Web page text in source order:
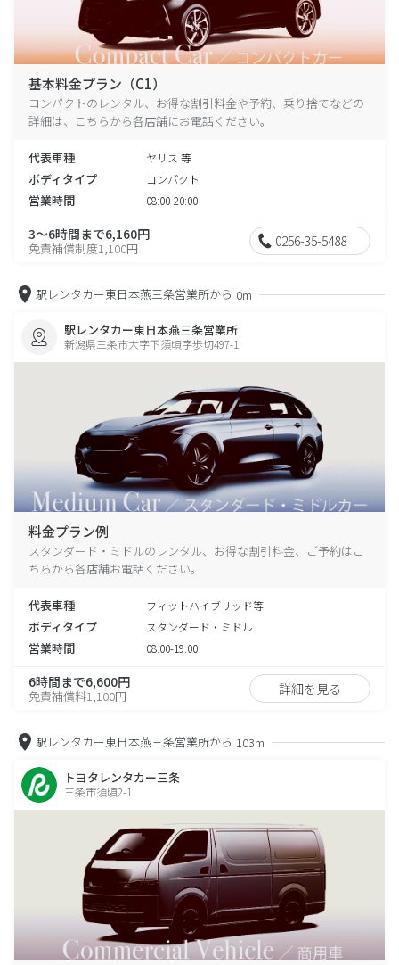
基本料金プラン（C1）
コンパクトのレンタル、お得な割引料金や予約、乗り捨てなどの
詳細は、こちらから各店舗にお電話ください。
代表車種 ヤリス 等
ボディタイプ コンパクト
営業時間 08:00-20:00
3～6時間まで6,160円
免責補償制度1,100円 0256-35-5488
駅レンタカー東日本燕三条営業所から 0m
駅レンタカー東日本燕三条営業所
新潟県三条市大字下須頃字歩切497-1
料金プラン例
スタンダード・ミドルのレンタル、お得な割引料金、ご予約はこ
ちらから各店舗お電話ください。
代表車種 フィットハイブリッド等
ボディタイプ スタンダード・ミドル
営業時間 08:00-19:00
6時間まで6,600円
免責補償料1,100円 詳細を見る
駅レンタカー東日本燕三条営業所から 103m
トヨタレンタカー三条
三条市須頃2-1